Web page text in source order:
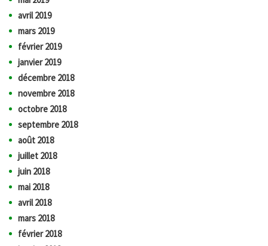
avril 2019
mars 2019
février 2019
janvier 2019
décembre 2018
novembre 2018
octobre 2018
septembre 2018
août 2018
juillet 2018
juin 2018
mai 2018
avril 2018
mars 2018
février 2018